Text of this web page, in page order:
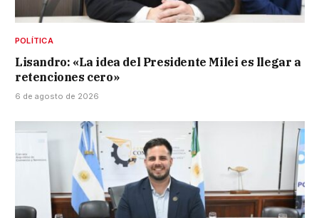
POLÍTICA
Lisandro: «La idea del Presidente Milei es llegar a
retenciones cero»
6 de agosto de 2026